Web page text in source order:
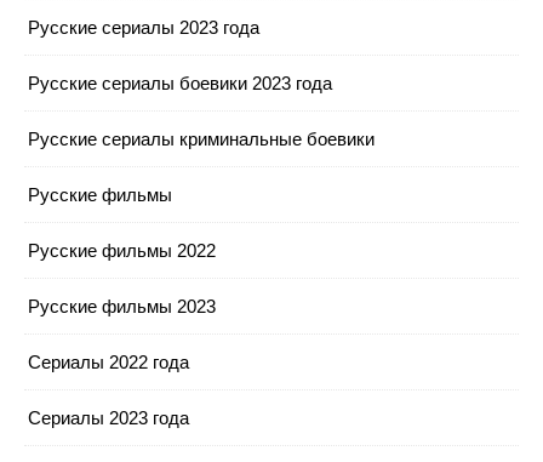
Русские сериалы 2023 года
Русские сериалы боевики 2023 года
Русские сериалы криминальные боевики
Русские фильмы
Русские фильмы 2022
Русские фильмы 2023
Сериалы 2022 года
Сериалы 2023 года